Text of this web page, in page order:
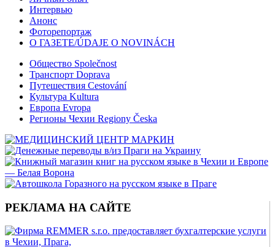
Интервью
Анонс
Фоторепортаж
О ГАЗЕТЕ/ÚDAJE O NOVINÁCH
Общество Společnost
Транспорт Doprava
Путешествия Cestování
Культура Kultura
Европа Evropa
Регионы Чехии Regiony Česka
РЕКЛАМА НА САЙТЕ